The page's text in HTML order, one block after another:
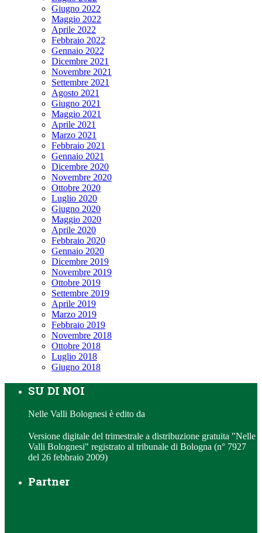
Giugno 2022
Maggio 2022
Aprile 2022
Febbraio 2022
Gennaio 2022
Dicembre 2021
Novembre 2021
Settembre 2021
Agosto 2021
Giugno 2021
Maggio 2021
Aprile 2021
Marzo 2021
Febbraio 2021
Gennaio 2021
Dicembre 2020
Novembre 2020
Ottobre 2020
Luglio 2020
Giugno 2020
Maggio 2020
Aprile 2020
Febbraio 2020
Gennaio 2020
Dicembre 2019
Novembre 2019
Ottobre 2019
Settembre 2019
Aprile 2019
Marzo 2019
Febbraio 2019
Novembre 2018
Ottobre 2018
Luglio 2018
Giugno 2018
SU DI NOI
Nelle Valli Bolognesi è edito da
Versione digitale del trimestrale a distribuzione gratuita "Nelle
Valli Bolognesi" registrato al tribunale di Bologna (n° 7927
del 26 febbraio 2009)
Partner